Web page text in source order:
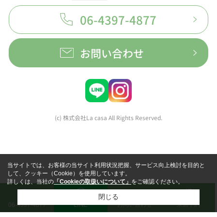
06-4397-4877
お問い合わせ
(c) 株式会社La casa All Rights Reserved.
06-4397-4877 LINE お問い合わせ 来店予約
当サイトでは、お客様の当サイト利用状況把握、サービス向上検討を目的と
して、クッキー（Cookie）を使用しています。
詳しくは、当社の「Cookieの取扱いについて」をご確認ください。
閉じる